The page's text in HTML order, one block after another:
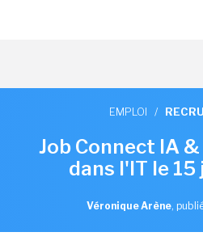
EMPLOI /
Job Connect IA
dans l'IT le
Véronique Arène,